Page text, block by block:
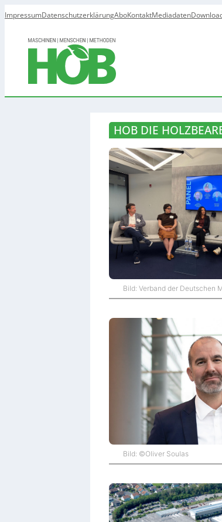
ImpressumDatenschutzerklärungAboKontaktMediadaten
HOB DIE
Bild: Verband der Deutschen
Bild: ©Oliver Soulas